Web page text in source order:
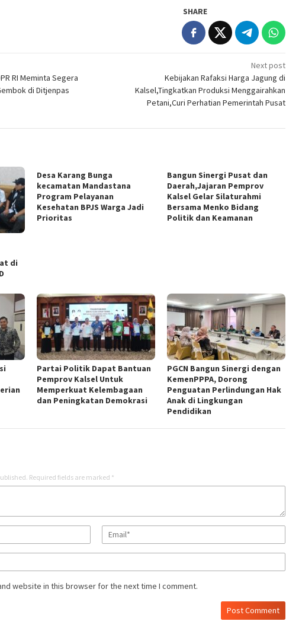
SHARE
RI Meminta Segera
di Ditjenpas
Next post
Kebijakan Rafaksi Harga Jagung di
Kalsel,Tingkatkan Produksi Menggairahkan
Petani,Curi Perhatian Pemerintah Pusat
di
Desa Karang Bunga
kecamatan Mandastana
Program Pelayanan
Kesehatan BPJS Warga Jadi
Prioritas
Bangun Sinergi Pusat dan
Daerah,Jajaran Pemprov
Kalsel Gelar Silaturahmi
Bersama Menko Bidang
Politik dan Keamanan
Partai Politik Dapat Bantuan
Pemprov Kalsel Untuk
Memperkuat Kelembagaan
dan Peningkatan Demokrasi
PGCN Bangun Sinergi dengan
KemenPPPA, Dorong
Penguatan Perlindungan Hak
Anak di Lingkungan
Pendidikan
Required fields are marked *
website in this browser for the next time I comment.